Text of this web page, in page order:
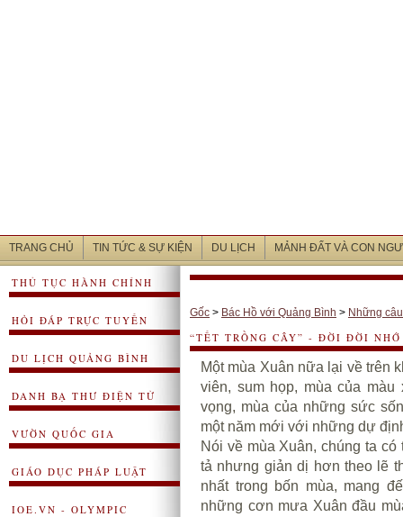
TRANG CHỦ TIN TỨC & SỰ KIỆN DU LỊCH MẢNH ĐẤT VÀ CON
THỦ TỤC HÀNH CHÍNH
HỎI ĐÁP TRỰC TUYẾN
DU LỊCH QUẢNG BÌNH
DANH BẠ THƯ ĐIỆN TỬ
VƯỜN QUỐC GIA
GIÁO DỤC PHÁP LUẬT
IOE.VN - OLYMPIC
Gốc > Bác Hồ với Quảng Bình > Những
“TẾT TRỒNG CÂY” - ĐỜI ĐỜI NHỚ
Một mùa Xuân nữa lại về trên
viên, sum họp, mùa của
vọng, mùa của những sức
một năm mới với những dự
Nói về mùa Xuân, chúng ta
tả nhưng giản dị hơn theo lẽ
nhất trong bốn mùa, mang
những cơn mưa Xuân đầu